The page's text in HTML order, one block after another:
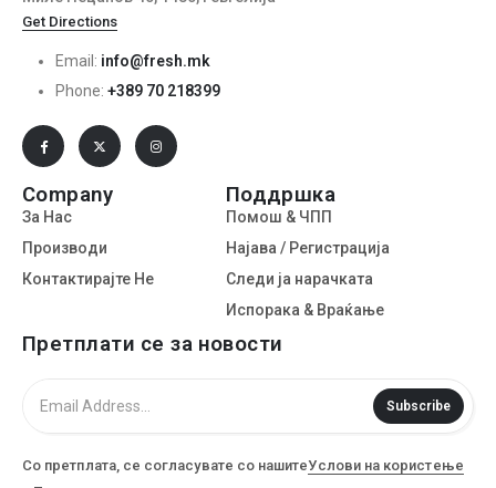
Get Directions
Email: info@fresh.mk
Phone: +389 70 218399
Company
За Нас
Производи
Контактирајте Не
Поддршка
Помош & ЧПП
Најава / Регистрација
Следи ја нарачката
Испорака & Враќање
Претплати се за новости
Subscribe
Со претплата, се согласувате со нашитеУслови на користење